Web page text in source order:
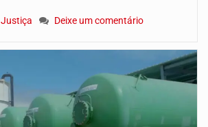
Justiça Deixe um comentário